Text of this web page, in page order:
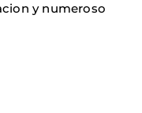
y numeroso